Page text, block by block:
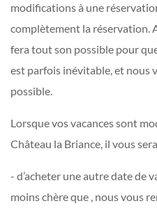
modifications à une
complètement la réservation.
fera tout son possible pour
est parfois inévitable, et nous
possible.
Lorsque vos vacances sont
Château la Briance, il vous
- d’acheter une autre date de
moins chère que , nous vous